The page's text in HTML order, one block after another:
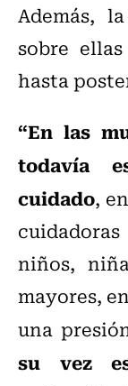
Además,
sobre
hasta
“En las
todavía
cuidado,
niños,
mayores,
una
su vez